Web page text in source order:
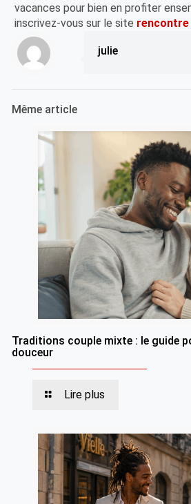
vacances pour bien en profiter
inscrivez-vous sur le site rencontre
julie
Même article
Traditions couple mixte : le guide
douceur
Lire plus